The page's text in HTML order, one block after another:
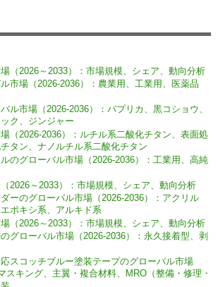
（2026～2033）：市場規模、シェア、動向分析
市場（2026-2036）：農業用、工業用、医薬品
ル市場（2026-2036）：パプリカ、黒コショウ、
ク、ジンジャー
（2026-2036）：ルチル系二酸化チタン、表面処
タン、ナノルチル系二酸化チタン
のグローバル市場（2026-2036）：工業用、高純
2026～2033）：市場規模、シェア、動向分析
ーのグローバル市場（2026-2036）：アクリル
ポキシ系、アルキド系
（2026～2033）：市場規模、シェア、動向分析
グローバル市場（2026-2036）：永久接着型、剥
スコッチブルー塗装テープのグローバル市場
スキング、主翼・複合材料、MRO（整備・修理・